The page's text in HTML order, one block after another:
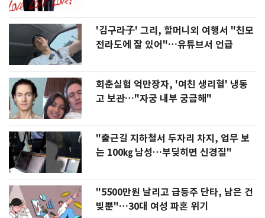
'김구라子' 그리, 할머니외 여행서 "친모
전라도에 잘 있어"…유튜브서 언급
회춘실험 억만장자, '여친 생리혈' 냉동
고 보관…"자궁 내부 궁금해"
"출근길 지하철서 두자리 차지, 업무 보
는 100㎏ 남성…부딪히면 신경질"
"5500만원 날리고 급등주 단타, 남은 건
빚뿐"…30대 여성 파혼 위기